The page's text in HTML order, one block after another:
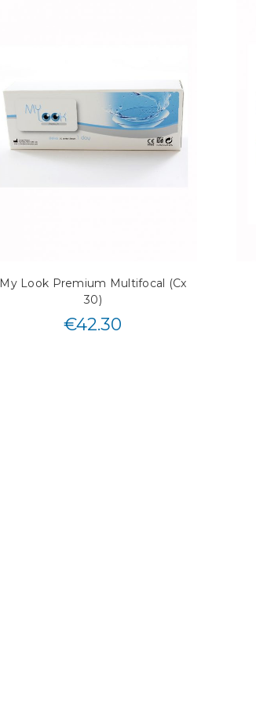
My Look Premium Multifocal (Cx
30)
€42.30